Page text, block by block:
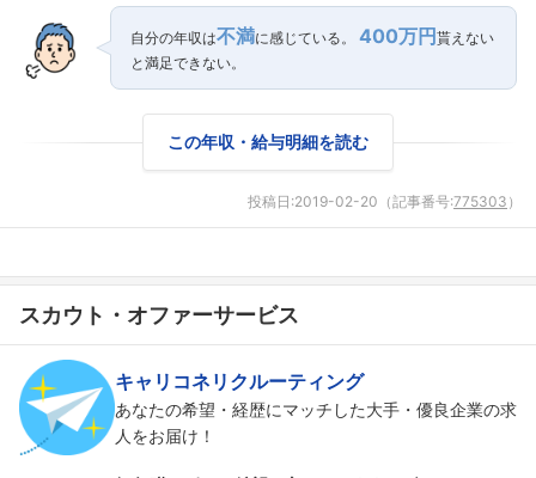
自分の年収は不満に感じている。 400万円 貰えない
と満足できない。
この年収・給与明細を読む
投稿日:2019-02-20 （記事番号:775303 ）
スカウト・オファーサービス
キャリコネリクルーティング
あなたの希望・経歴にマッチした大手・優良企業の求
人をお届け！